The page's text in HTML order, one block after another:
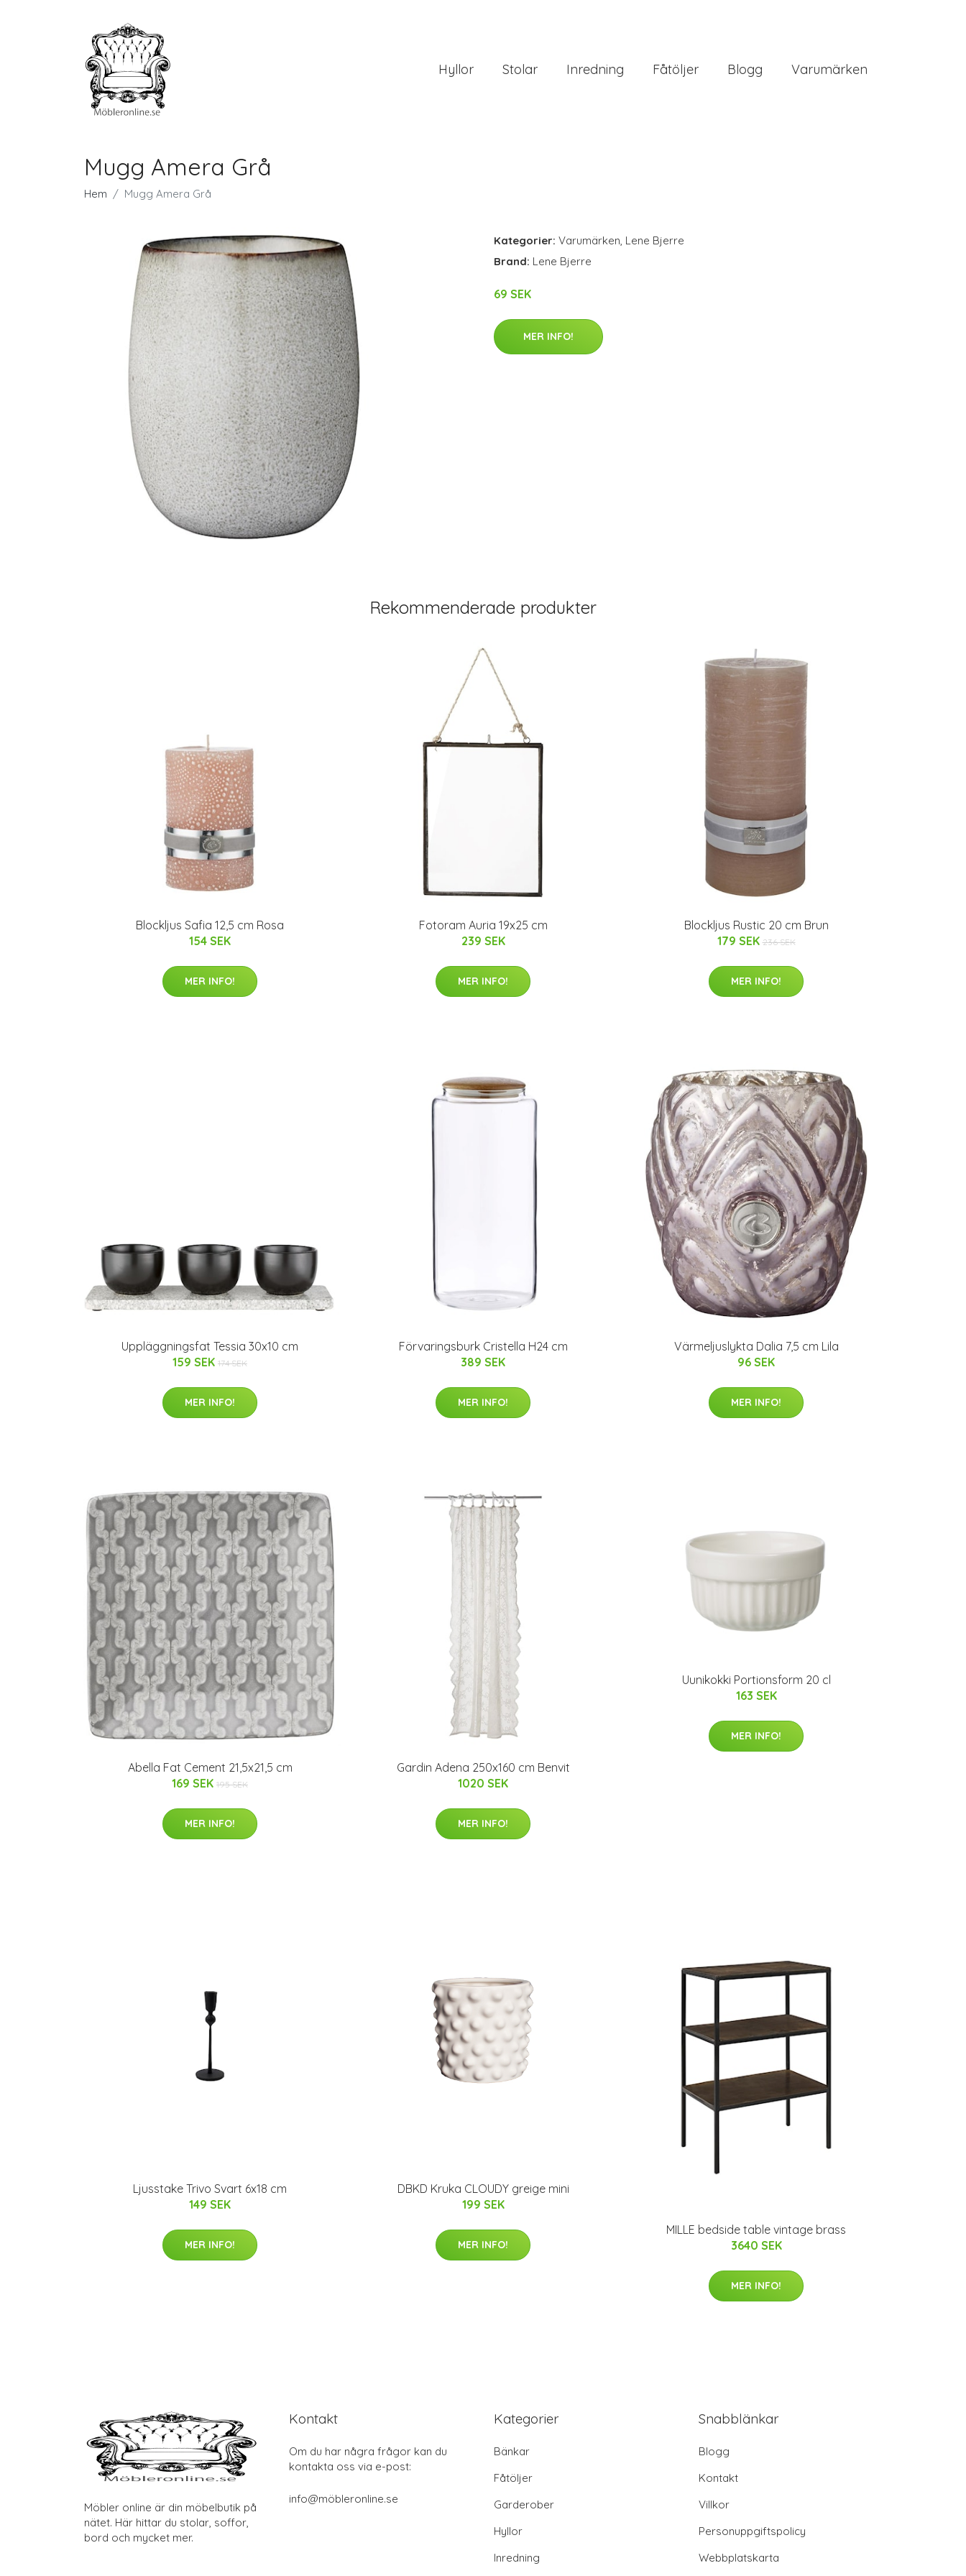
Hyllor Stolar Inredning Fåtöljer Blogg Varumärken
Mugg Amera Grå
Hem Mugg Amera Grå
Kategorier: Varumärken, Lene Bjerre
Brand: Lene Bjerre
69 SEK
MER INFO!
Rekommenderade produkter
Blockljus Safia 12,5 cm Rosa
154 SEK
MER INFO!
Fotoram Auria 19x25 cm
239 SEK
MER INFO!
Blockljus Rustic 20 cm Brun
179 SEK 236 SEK
MER INFO!
Uppläggningsfat Tessia 30x10 cm
159 SEK 174 SEK
MER INFO!
Förvaringsburk Cristella H24 cm
389 SEK
MER INFO!
Värmeljuslykta Dalia 7,5 cm Lila
96 SEK
MER INFO!
Abella Fat Cement 21,5x21,5 cm
169 SEK 195 SEK
MER INFO!
Gardin Adena 250x160 cm Benvit
1020 SEK
MER INFO!
Uunikokki Portionsform 20 cl
163 SEK
MER INFO!
Ljusstake Trivo Svart 6x18 cm
149 SEK
MER INFO!
DBKD Kruka CLOUDY greige mini
199 SEK
MER INFO!
MILLE bedside table vintage brass
3640 SEK
MER INFO!
Möbler online är din möbelbutik på
nätet. Här hittar du stolar, soffor,
bord och mycket mer.
Kontakt
Om du har några frågor kan du
kontakta oss via e-post:
info@möbleronline.se
Kategorier
Bänkar
Fåtöljer
Garderober
Hyllor
Inredning
Snabblänkar
Blogg
Kontakt
Villkor
Personuppgiftspolicy
Webbplatskarta